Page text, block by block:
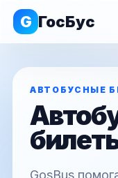
G ГосБус
АВТОБУСНЫЕ
GosBus